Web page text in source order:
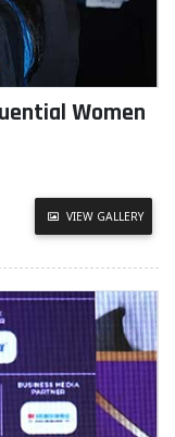
Women
VIEW GALLERY